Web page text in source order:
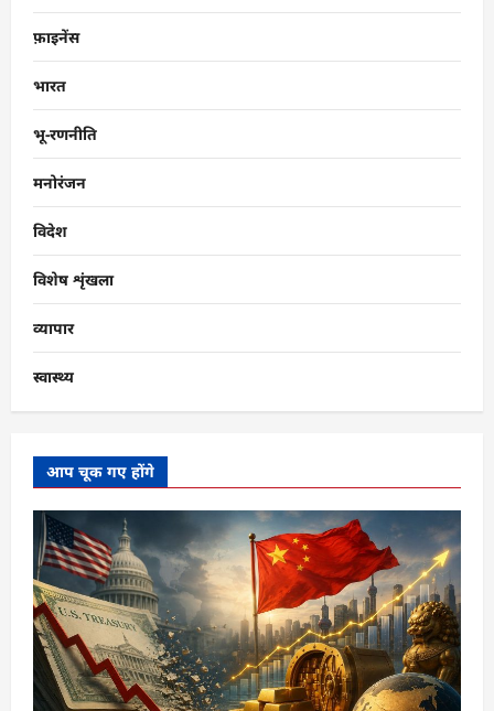
फ़ाइनेंस
भारत
भू-रणनीति
मनोरंजन
विदेश
विशेष शृंखला
व्यापार
स्वास्थ्य
आप चूक गए होंगे